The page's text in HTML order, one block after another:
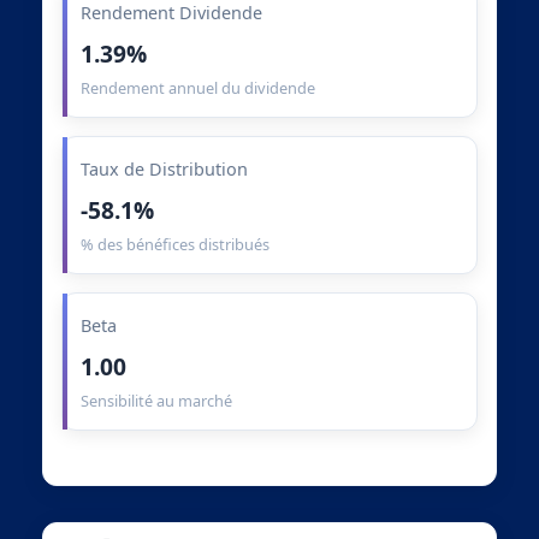
Rendement Dividende
1.39%
Rendement annuel du dividende
Taux de Distribution
-58.1%
% des bénéfices distribués
Beta
1.00
Sensibilité au marché